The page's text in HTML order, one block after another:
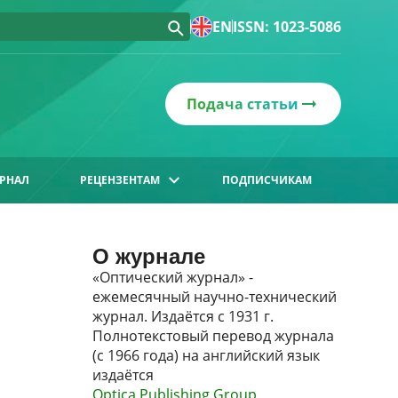
ENISSN: 1023-5086
Подача статьи
РЕЦЕНЗЕНТАМ ПОДПИСЧИКАМ
О журнале
«Оптический журнал» -
ежемесячный научно-технический
журнал. Издаётся с 1931 г.
Полнотекстовый перевод журнала
(с 1966 года) на английский язык
издаётся